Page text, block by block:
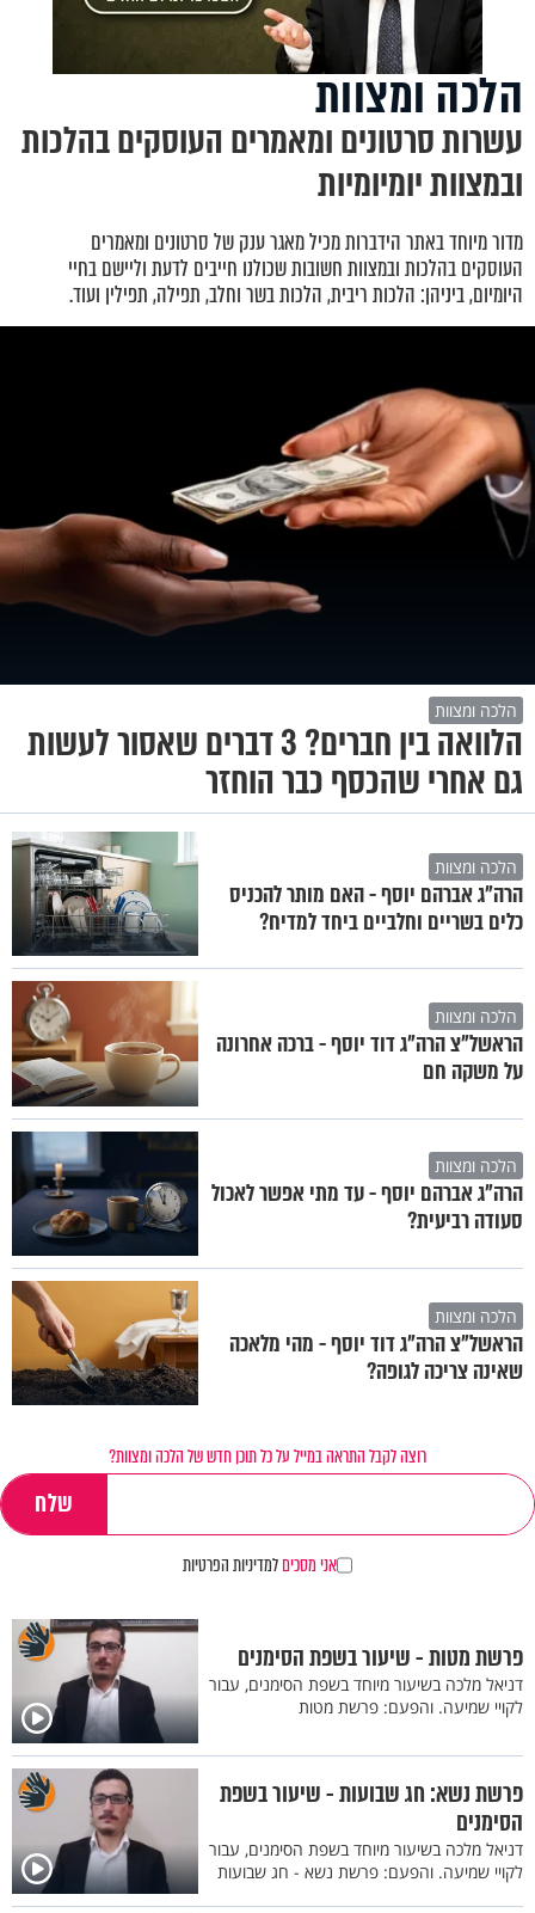
הלכה ומצוות
עשרות סרטונים ומאמרים העוסקים בהלכות
ובמצוות יומיומיות
מדור מיוחד באתר הידברות מכיל מאגר ענק של סרטונים ומאמרים
העוסקים בהלכות ובמצוות חשובות שכולנו חייבים לדעת וליישם בחיי
היומיום, ביניהן: הלכות ריבית, הלכות בשר וחלב, תפילה, תפילין ועוד.
הלכה ומצוות
הלוואה בין חברים? 3 דברים שאסור לעשות
גם אחרי שהכסף כבר הוחזר
הלכה ומצוות
הרה"ג אברהם יוסף - האם מותר להכניס
כלים בשריים וחלביים ביחד למדיח?
הלכה ומצוות
הראשל"צ הרה"ג דוד יוסף - ברכה אחרונה
על משקה חם
הלכה ומצוות
הרה"ג אברהם יוסף - עד מתי אפשר לאכול
סעודה רביעית?
הלכה ומצוות
הראשל"צ הרה"ג דוד יוסף - מהי מלאכה
שאינה צריכה לגופה?
רוצה לקבל התראה במייל על כל תוכן חדש של הלכה ומצוות?
אני מסכיםלמדיניות הפרטיות
פרשת מטות - שיעור בשפת הסימנים
דניאל מלכה בשיעור מיוחד בשפת הסימנים, עבור
לקויי שמיעה. והפעם: פרשת מטות
פרשת נשא: חג שבועות - שיעור בשפת
הסימנים
דניאל מלכה בשיעור מיוחד בשפת הסימנים, עבור
לקויי שמיעה. והפעם: פרשת נשא - חג שבועות